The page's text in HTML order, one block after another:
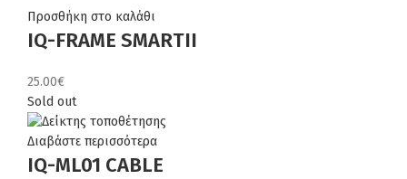
Προσθήκη στο καλάθι
IQ-FRAME SMARTII
25.00€
Sold out
Διαβάστε περισσότερα
IQ-ML01 CABLE